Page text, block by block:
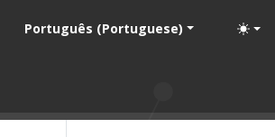
Português (Portuguese)